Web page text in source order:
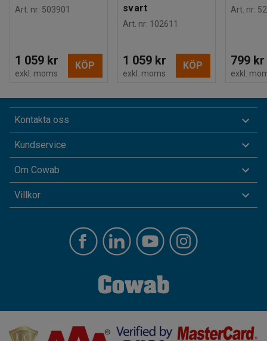
Art. nr: 503901
1 059 kr
exkl. moms
KÖP
svart
Art. nr: 102611
1 059 kr
exkl. moms
KÖP
Art. nr:
799 kr
exkl.
Kontakta oss
Kundservice
Om Cowab
Villkor